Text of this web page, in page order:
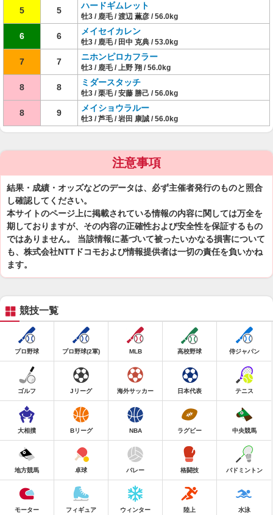
5 5 ハードギムレット
牡3 / 鹿毛 / 渡辺 薫彦 / 56.0kg
6 6 メイセイカレン
牡3 / 鹿毛 / 田中 克典 / 53.0kg
7 7 ニホンピロカフラー
牡3 / 鹿毛 / 上野 翔 / 56.0kg
8 8 ミダースタッチ
牡3 / 栗毛 / 安藤 勝己 / 56.0kg
8 9 メイショウラルー
牡3 / 芦毛 / 岩田 康誠 / 56.0kg
注意事項
結果・成績・オッズなどのデータは、必ず主催者発行のものと照合
し確認してください。
本サイトのページ上に掲載されている情報の内容に関しては万全を
期しておりますが、その内容の正確性および安全性を保証するもの
ではありません。 当該情報に基づいて被ったいかなる損害について
も、株式会社NTTドコモおよび情報提供者は一切の責任を負いかね
ます。
競技一覧
プロ野球 プロ野球(2軍) MLB 高校野球 侍ジャパン
ゴルフ Jリーグ 海外サッカー 日本代表 テニス
大相撲 Bリーグ NBA ラグビー 中央競馬
地方競馬 卓球 バレー 格闘技 バドミントン
モーター フィギュア ウィンター 陸上 水泳